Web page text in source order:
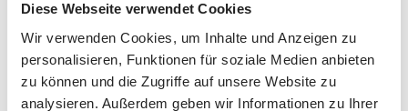
Diese Webseite verwendet Cookies
Wir verwenden Cookies, um Inhalte und Anzeigen zu
personalisieren, Funktionen für soziale Medien anbieten
zu können und die Zugriffe auf unsere Website zu
analysieren. Außerdem geben wir Informationen zu Ihrer